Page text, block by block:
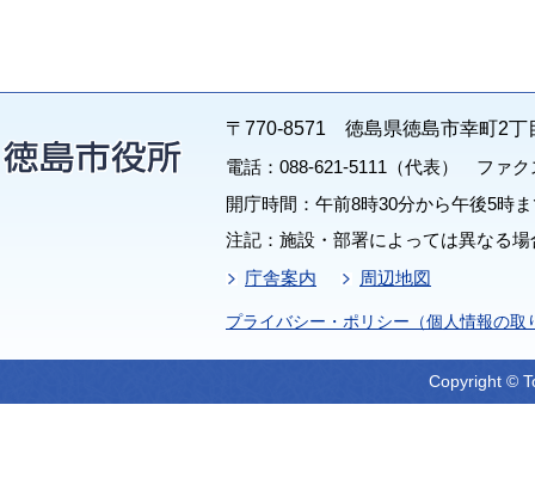
〒770-8571 徳島県徳島市幸町2丁
電話：088-621-5111（代表） ファク
開庁時間：午前8時30分から午後5時
注記：施設・部署によっては異なる
庁舎案内
周辺地図
プライバシー・ポリシー（個人情報の取
Copyright ©